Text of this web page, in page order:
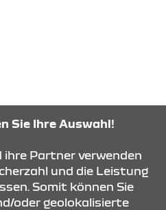
Sie Ihre Auswahl!
ihre Partner verwenden
und die Leistung
Somit können Sie
oder geolokalisierte